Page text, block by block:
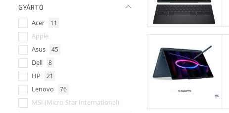
GYÁRTÓ
Acer 11
Apple
Asus
45
Dell 8
HP 21
Lenovo 76
MSI (Micro-Star International)